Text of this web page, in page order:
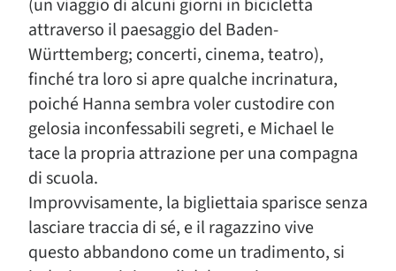
(un viaggio di alcuni giorni in bicicletta
attraverso il paesaggio del Baden-
Württemberg; concerti, cinema, teatro),
finché tra loro si apre qualche incrinatura,
poiché Hanna sembra voler custodire con
gelosia inconfessabili segreti, e Michael le
tace la propria attrazione per una compagna
di scuola.
Improvvisamente, la bigliettaia sparisce senza
lasciare traccia di sé, e il ragazzino vive
questo abbandono come un tradimento, si